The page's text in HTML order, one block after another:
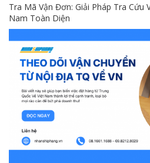
Tra Mã Vận Đơn: Giải Pháp Tra Cứu
Nam Toàn Diện